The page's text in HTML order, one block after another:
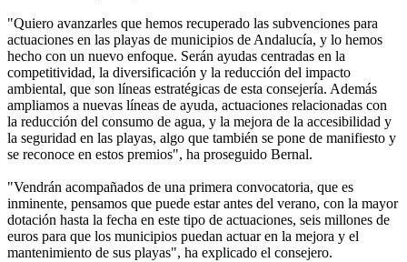
"Quiero avanzarles que hemos recuperado las subvenciones para
actuaciones en las playas de municipios de Andalucía, y lo hemos
hecho con un nuevo enfoque. Serán ayudas centradas en la
competitividad, la diversificación y la reducción del impacto
ambiental, que son líneas estratégicas de esta consejería. Además
ampliamos a nuevas líneas de ayuda, actuaciones relacionadas con
la reducción del consumo de agua, y la mejora de la accesibilidad y
la seguridad en las playas, algo que también se pone de manifiesto y
se reconoce en estos premios", ha proseguido Bernal.
"Vendrán acompañados de una primera convocatoria, que es
inminente, pensamos que puede estar antes del verano, con la mayor
dotación hasta la fecha en este tipo de actuaciones, seis millones de
euros para que los municipios puedan actuar en la mejora y el
mantenimiento de sus playas", ha explicado el consejero.